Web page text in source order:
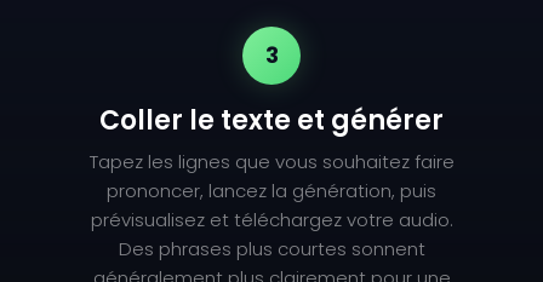
3
Coller le texte et générer
Tapez les lignes que vous souhaitez faire
prononcer, lancez la génération, puis
prévisualisez et téléchargez votre audio.
Des phrases plus courtes sonnent